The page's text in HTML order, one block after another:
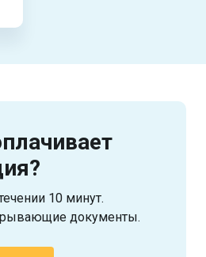
10 минут.
документы.